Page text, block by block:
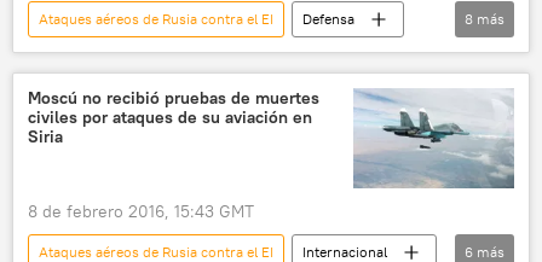
Ataques aéreos de Rusia contra el EI
Defensa
Internacional
🌍 Oriente Medio
Rusia
Siria
Angela Merkel
bajas
víctimas civiles noticias
8 más
Moscú no recibió pruebas de muertes
civiles por ataques de su aviación en
Siria
8 de febrero 2016, 15:43 GMT
Ataques aéreos de Rusia contra el EI
Internacional
6 más